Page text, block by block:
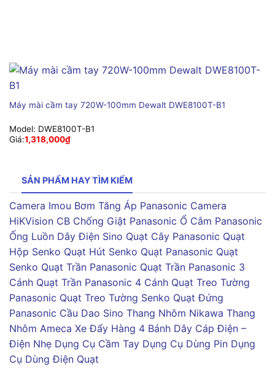
Máy mài cầm tay 720W-100mm Dewalt DWE8100T-B1
Model: DWE8100T-B1
Giá:1,318,000₫
SẢN PHẨM HAY TÌM KIẾM
Camera Imou Bơm Tăng Áp Panasonic Camera
HiKVision CB Chống Giật Panasonic Ổ Cắm Panasonic
Ống Luồn Dây Điện Sino Quạt Cây Panasonic Quạt
Hộp Senko Quạt Hút Senko Quạt Panasonic Quạt
Senko Quạt Trần Panasonic Quạt Trần Panasonic 3
Cánh Quạt Trần Panasonic 4 Cánh Quạt Treo Tường
Panasonic Quạt Treo Tường Senko Quạt Đứng
Panasonic Cầu Dao Sino Thang Nhôm Nikawa Thang
Nhôm Ameca Xe Đẩy Hàng 4 Bánh Dây Cáp Điện –
Điện Nhẹ Dụng Cụ Cầm Tay Dụng Cụ Dùng Pin Dụng
Cụ Dùng Điện Quạt